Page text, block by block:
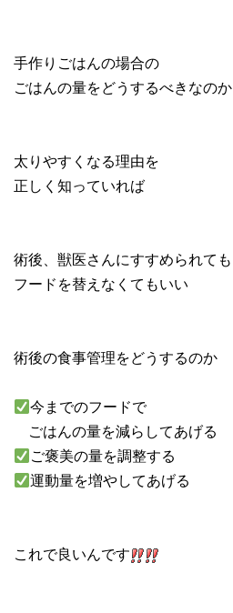
手作りごはんの場合の
ごはんの量をどうするべきなのか
太りやすくなる理由を
正しく知っていれば
術後、獣医さんにすすめられても
フードを替えなくてもいい
術後の食事管理をどうするのか
今までのフードで
ごはんの量を減らしてあげる
ご褒美の量を調整する
運動量を増やしてあげる
これで良いんです